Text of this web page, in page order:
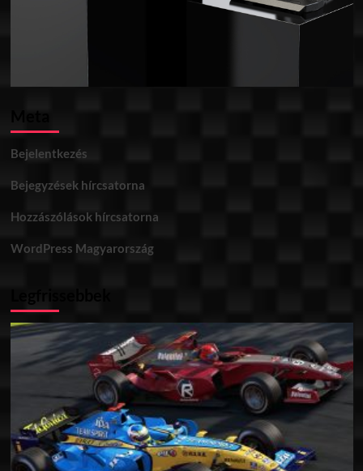
Meta
Bejelentkezés
Bejegyzések hírcsatorna
Hozzászólások hírcsatorna
WordPress Magyarország